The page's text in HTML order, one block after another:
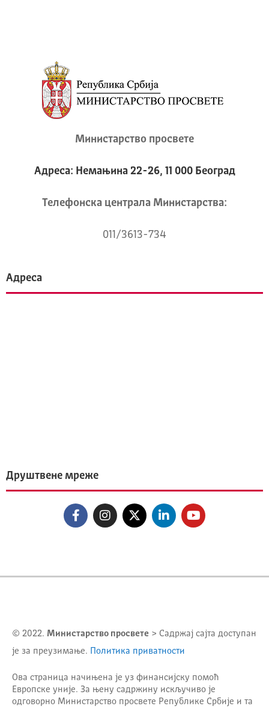
Министарство просвете
Адреса: Немањина 22-26, 11 000 Београд
Телeфонска централа Mинистарства:
011/3613-734
Адреса
Друштвене мреже
© 2022. Министарство просвете > Садржај сајта доступан
је за преузимање. Политика приватности
Ова страница начињена је уз финансијску помоћ
Европске уније. За њену садржину искључиво је
одговорно Министарство просвете Републике Србије и та